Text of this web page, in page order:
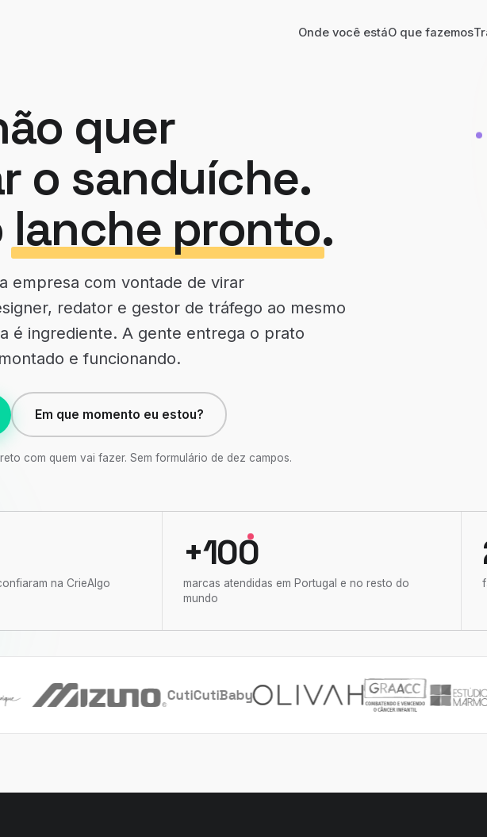
Onde você estáO que fazemos
quer
o sanduíche.
lanche pronto.
empresa com vontade de virar
redator e gestor de tráfego ao mesmo
é ingrediente. A gente entrega o prato
e funcionando.
Em que momento eu estou?
com quem vai fazer. Sem formulário de dez campos.
na CrieAlgo
+100
marcas atendidas em Portugal e no resto do
mundo
CutiCutiBaby